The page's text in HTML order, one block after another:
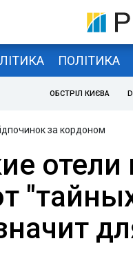
ПОЛІТИКА
ОБСТРІЛ КИЄВА
за кордоном